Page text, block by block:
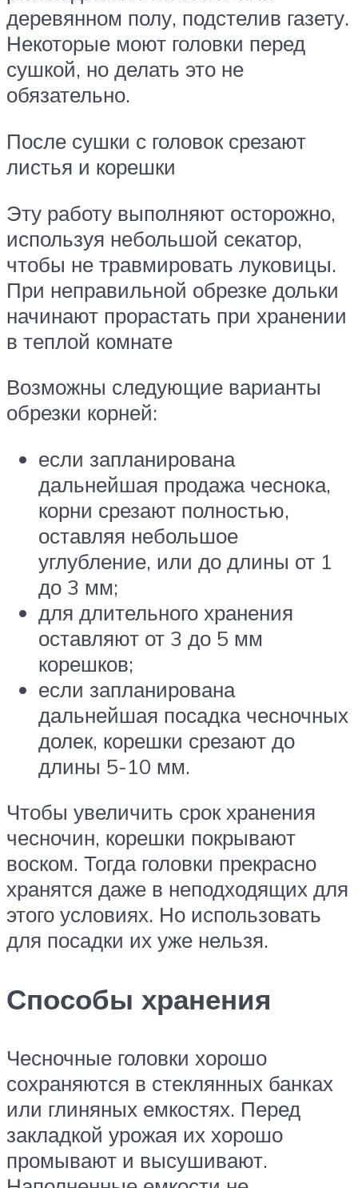
деревянном полу, подстелив газету.
Некоторые моют головки перед
сушкой, но делать это не
обязательно.
После сушки с головок срезают
листья и корешки
Эту работу выполняют осторожно,
используя небольшой секатор,
чтобы не травмировать луковицы.
При неправильной обрезке дольки
начинают прорастать при хранении
в теплой комнате
Возможны следующие варианты
обрезки корней:
если запланирована
дальнейшая продажа чеснока,
корни срезают полностью,
оставляя небольшое
углубление, или до длины от 1
до 3 мм;
для длительного хранения
оставляют от 3 до 5 мм
корешков;
если запланирована
дальнейшая посадка чесночных
долек, корешки срезают до
длины 5-10 мм.
Чтобы увеличить срок хранения
чесночин, корешки покрывают
воском. Тогда головки прекрасно
хранятся даже в неподходящих для
этого условиях. Но использовать
для посадки их уже нельзя.
Способы хранения
Чесночные головки хорошо
сохраняются в стеклянных банках
или глиняных емкостях. Перед
закладкой урожая их хорошо
промывают и высушивают.